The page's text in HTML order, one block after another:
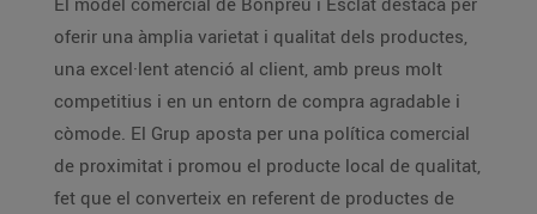
oferir una àmplia varietat i qualitat dels productes,
una excel·lent atenció al client, amb preus molt
competitius i en un entorn de compra agradable i
còmode. El Grup aposta per una política comercial
de proximitat i promou el producte local de qualitat,
fet que el converteix en referent de productes de